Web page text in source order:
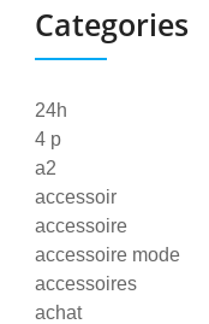
Categories
24h
4 p
a2
accessoir
accessoire
accessoire mode
accessoires
achat